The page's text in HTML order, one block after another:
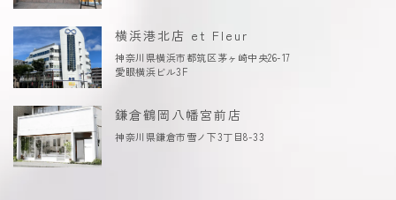
横浜港北店 et Fleur
神奈川県横浜市都筑区茅ヶ崎中央26-17
愛眼横浜ビル3F
鎌倉鶴岡八幡宮前店
神奈川県鎌倉市雪ノ下3丁目8-33